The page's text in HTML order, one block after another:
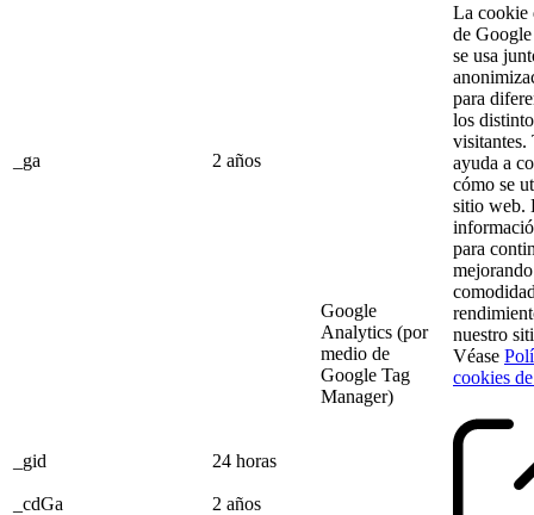
_ga
_gid
_cdGa
2 años
24 horas
2 años
Google
Analytics (por
medio de
Google Tag
Manager)
La cookie
de
se usa
para
los
visitantes.
ayuda a
cómo se
sitio web.
para
nuestro
Véase
cookies